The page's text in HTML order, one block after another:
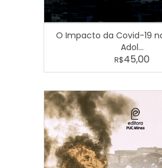
O Impacto da Covid-19
Adol...
R$45,00